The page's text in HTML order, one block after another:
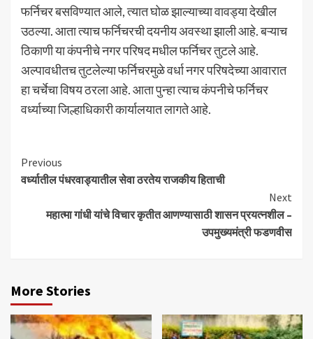
फर्निचर बसविण्यात आले, त्यात घोळ झाल्याच्या वावड्या देखील
उठल्या. आता त्याच फर्निचरची दयनीय अवस्था झाली आहे. बऱ्याच
ठिकाणी या कंपनीचे नगर परिषद मधील फर्निचर तुटले आहे.
अल्पावधीतच तुटलेल्या फर्निचरमुळे वर्धा नगर परिषदेच्या आवारात
हा चर्चेचा विषय ठरला आहे. आता पुन्हा त्याच कंपनीचे फर्निचर
वर्ध्याच्या जिल्हाधिकारी कार्यालयात लागते आहे.
Continue
Reading
Previous
वर्ध्यातील पंधरवाड्यातील सेवा ठरतेय राजकीय हिताची
Next
महात्मा गांधी यांचे विचार कृतीत आणण्यासाठी शासन प्रयत्नशील –
उपमुख्यमंत्री फडणवीस
More Stories